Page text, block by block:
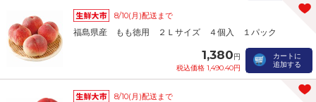
8/10(月)配送まで
福島県産 もも徳用 ２Ｌサイズ ４個入 １パック
1,380円
税込価格 1,490.40円
カートに
追加する
8/10(月)配送まで